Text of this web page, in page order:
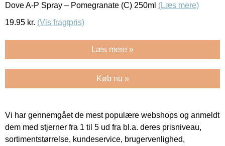
Dove A-P Spray – Pomegranate (C) 250ml (Læs mere)
19.95 kr. (Vis fragtpris)
Læs mere »
Køb nu »
Vi har gennemgået de mest populære webshops og anmeldt
dem med stjerner fra 1 til 5 ud fra bl.a. deres prisniveau,
sortimentstørrelse, kundeservice, brugervenlighed,